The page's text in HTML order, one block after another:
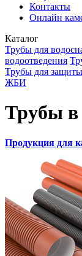
Контакты
Онлайн
Каталог
Трубы для
водоотведения
Трубы для
ЖБИ
Трубы
Продукция для